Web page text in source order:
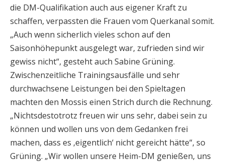
die DM-Qualifikation auch aus eigener Kraft zu
schaffen, verpassten die Frauen vom Querkanal somit.
„Auch wenn sicherlich vieles schon auf den
Saisonhöhepunkt ausgelegt war, zufrieden sind wir
gewiss nicht“, gesteht auch Sabine Grüning.
Zwischenzeitliche Trainingsausfälle und sehr
durchwachsene Leistungen bei den Spieltagen
machten den Mossis einen Strich durch die Rechnung.
„Nichtsdestotrotz freuen wir uns sehr, dabei sein zu
können und wollen uns von dem Gedanken frei
machen, dass es ‚eigentlich‘ nicht gereicht hätte“, so
Grüning. „Wir wollen unsere Heim-DM genießen, uns